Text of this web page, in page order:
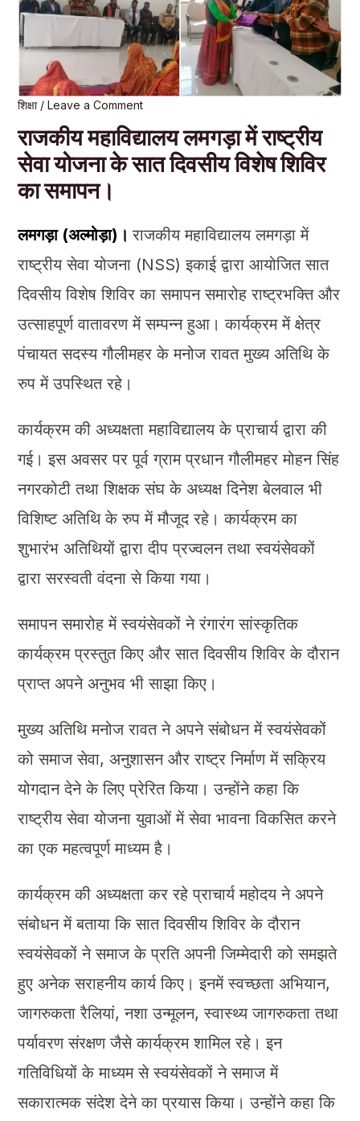
शिक्षा/ Leave a Comment
राजकीय महाविद्यालय लमगड़ा में राष्ट्रीय
सेवा योजना के सात दिवसीय विशेष शिविर
का समापन।
लमगड़ा (अल्मोड़ा)।राजकीय महाविद्यालय लमगड़ा में
राष्ट्रीय सेवा योजना (NSS) इकाई द्वारा आयोजित सात
दिवसीय विशेष शिविर का समापन समारोह राष्ट्रभक्ति और
उत्साहपूर्ण वातावरण में सम्पन्न हुआ। कार्यक्रम में क्षेत्र
पंचायत सदस्य गौलीमहर के मनोज रावत मुख्य अतिथि के
रुप में उपस्थित रहे।
कार्यक्रम की अध्यक्षता महाविद्यालय के प्राचार्य द्वारा की
गई। इस अवसर पर पूर्व ग्राम प्रधान गौलीमहर मोहन सिंह
नगरकोटी तथा शिक्षक संघ के अध्यक्ष दिनेश बेलवाल भी
विशिष्ट अतिथि के रुप में मौजूद रहे। कार्यक्रम का
शुभारंभ अतिथियों द्वारा दीप प्रज्वलन तथा स्वयंसेवकों
द्वारा सरस्वती वंदना से किया गया।
समापन समारोह में स्वयंसेवकों ने रंगारंग सांस्कृतिक
कार्यक्रम प्रस्तुत किए और सात दिवसीय शिविर के दौरान
प्राप्त अपने अनुभव भी साझा किए।
मुख्य अतिथि मनोज रावत ने अपने संबोधन में स्वयंसेवकों
को समाज सेवा, अनुशासन और राष्ट्र निर्माण में सक्रिय
योगदान देने के लिए प्रेरित किया। उन्होंने कहा कि
राष्ट्रीय सेवा योजना युवाओं में सेवा भावना विकसित करने
का एक महत्वपूर्ण माध्यम है।
कार्यक्रम की अध्यक्षता कर रहे प्राचार्य महोदय ने अपने
संबोधन में बताया कि सात दिवसीय शिविर के दौरान
स्वयंसेवकों ने समाज के प्रति अपनी जिम्मेदारी को समझते
हुए अनेक सराहनीय कार्य किए। इनमें स्वच्छता अभियान,
जागरुकता रैलियां, नशा उन्मूलन, स्वास्थ्य जागरुकता तथा
पर्यावरण संरक्षण जैसे कार्यक्रम शामिल रहे। इन
गतिविधियों के माध्यम से स्वयंसेवकों ने समाज में
सकारात्मक संदेश देने का प्रयास किया। उन्होंने कहा कि